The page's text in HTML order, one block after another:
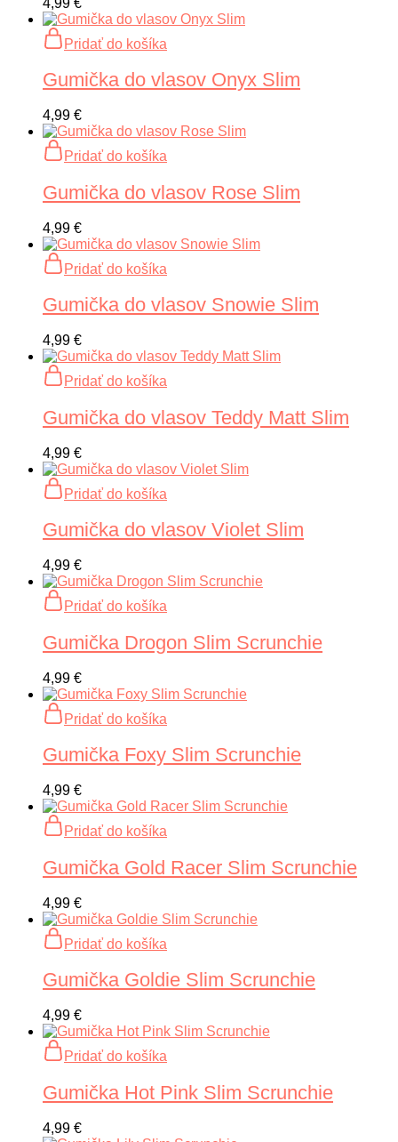
Pridať do košíka
Gumička do vlasov Onyx Slim
4,99 €
Pridať do košíka
Gumička do vlasov Rose Slim
4,99 €
Pridať do košíka
Gumička do vlasov Snowie Slim
4,99 €
Pridať do košíka
Gumička do vlasov Teddy Matt Slim
4,99 €
Pridať do košíka
Gumička do vlasov Violet Slim
4,99 €
Pridať do košíka
Gumička Drogon Slim Scrunchie
4,99 €
Pridať do košíka
Gumička Foxy Slim Scrunchie
4,99 €
Pridať do košíka
Gumička Gold Racer Slim Scrunchie
4,99 €
Pridať do košíka
Gumička Goldie Slim Scrunchie
4,99 €
Pridať do košíka
Gumička Hot Pink Slim Scrunchie
4,99 €